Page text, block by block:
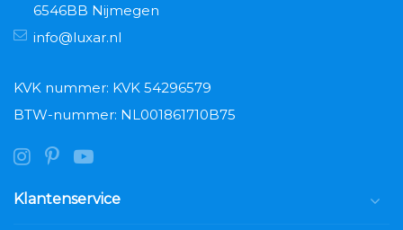
6546BB Nijmegen
info@luxar.nl
KVK nummer: KVK 54296579
BTW-nummer: NL001861710B75
Klantenservice